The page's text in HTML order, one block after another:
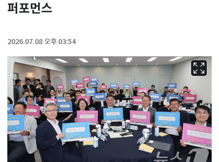
퍼포먼스
2026.07.08 오후 03:54